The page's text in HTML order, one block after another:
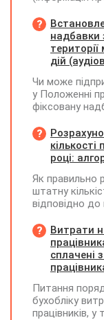
Чи потрібно
станом на
окремих
вартість усіх
початок і
При цьому
прискореної
01.01.2025
01.01.2026 р.
надбавки
дій
Чи може
у Положенні
фіксовану
бойових дій,
посад вона
посадового
кількості
році:
Як правильно
штатну
відповідно
Витрати
сплачені
Питання
бухобліку
працівників, у